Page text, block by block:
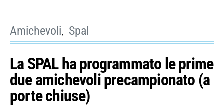
Amichevoli Spal
La SPAL ha programmato le prime
due amichevoli precampionato (a
porte chiuse)